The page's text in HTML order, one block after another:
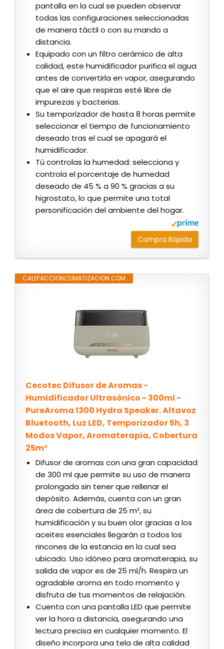
pantalla en la cual se pueden observar
todas las configuraciones seleccionadas
de manera táctil o con su mando a
distancia.
Equipado con un filtro cerámico de alta
calidad, este humidificador purifica el agua
antes de convertirla en vapor, asegurando
que el aire que respiras esté libre de
impurezas y bacterias.
Su temporizador de hasta 8 horas permite
seleccionar el tiempo de funcionamiento
deseado tras el cual se apagará el
humidificador.
Tú controlas la humedad: selecciona y
controla el porcentaje de humedad
deseado de 45 % a 90 % gracias a su
higrostato, lo que permite una total
personificación del ambiente del hogar.
Compra Rápida
CALEFACCIONCLIMATIZACION.COM
Cecotec Difusor de Aromas -
Humidificador Ultrasónico - 300ml -
PureAroma 1300 Hydra Speaker. Altavoz
Bluetooth, Luz LED, Temporizador 5h, 3
Modos Vapor, Aromaterapia, Cobertura
25m²
Difusor de aromas con una gran capacidad
de 300 ml que permite su uso de manera
prolongada sin tener que rellenar el
depósito. Además, cuenta con un gran
área de cobertura de 25 m², su
humidificación y su buen olor gracias a los
aceites esenciales llegarán a todos los
rincones de la estancia en la cual sea
ubicado. Uso idóneo para aromaterapia, su
salida de vapor es de 25 ml/h. Respira un
agradable aroma en todo momento y
disfruta de tus momentos de relajación.
Cuenta con una pantalla LED que permite
ver la hora a distancia, asegurando una
lectura precisa en cualquier momento. El
diseño incorpora una tela de alta calidad